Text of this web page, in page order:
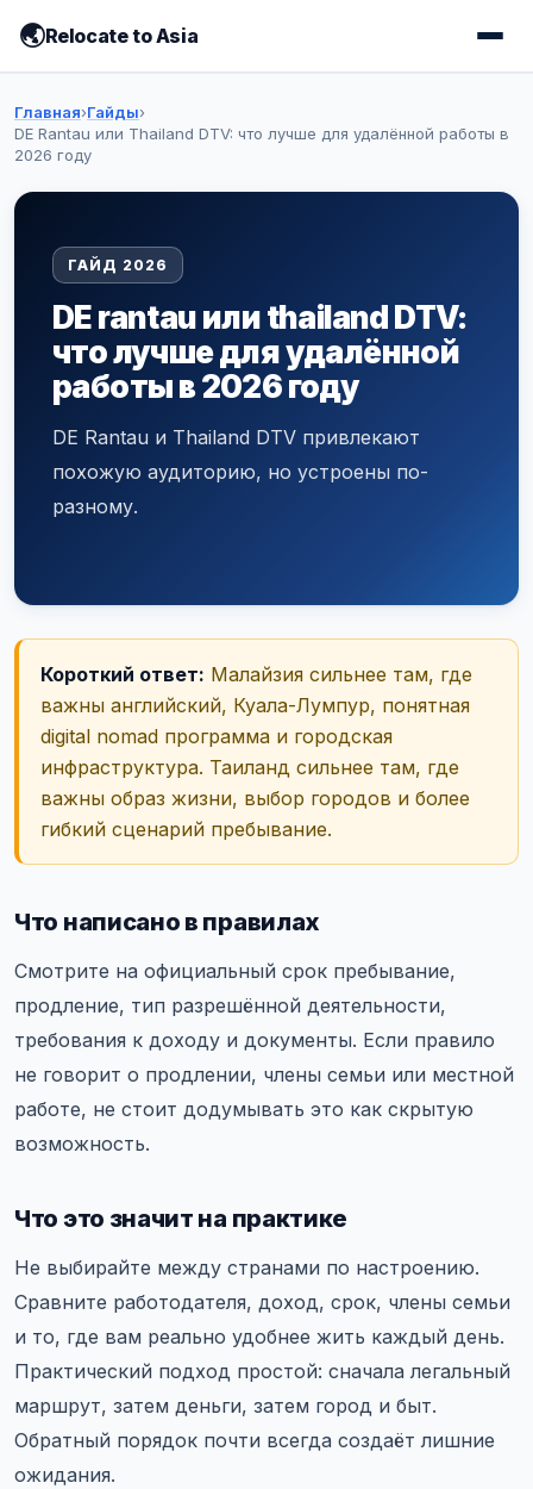
Relocate to Asia
Главная›Гайды›
DE Rantau или Thailand DTV: что лучше для удалённой работы в
2026 году
ГАЙД 2026
DE rantau или thailand DTV:
что лучше для удалённой
работы в 2026 году
DE Rantau и Thailand DTV привлекают
похожую аудиторию, но устроены по-
разному.
Короткий ответ: Малайзия сильнее там, где
важны английский, Куала-Лумпур, понятная
digital nomad программа и городская
инфраструктура. Таиланд сильнее там, где
важны образ жизни, выбор городов и более
гибкий сценарий пребывание.
Что написано в правилах
Смотрите на официальный срок пребывание,
продление, тип разрешённой деятельности,
требования к доходу и документы. Если правило
не говорит о продлении, члены семьи или местной
работе, не стоит додумывать это как скрытую
возможность.
Что это значит на практике
Не выбирайте между странами по настроению.
Сравните работодателя, доход, срок, члены семьи
и то, где вам реально удобнее жить каждый день.
Практический подход простой: сначала легальный
маршрут, затем деньги, затем город и быт.
Обратный порядок почти всегда создаёт лишние
ожидания.